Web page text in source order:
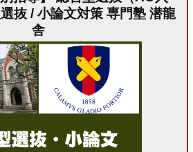
抜 / 小論文対策 専門塾 潜龍
舎